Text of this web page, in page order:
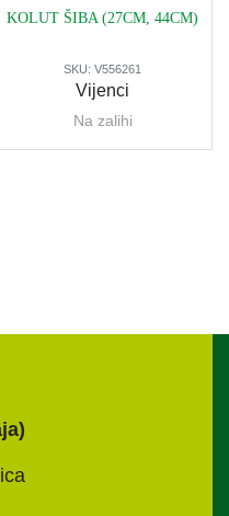
KOLUT ŠIBA (27CM, 44CM)
SKU:V556261
Vijenci
Na zalihi